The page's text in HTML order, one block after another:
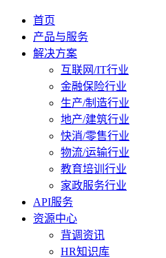
首页
产品与服务
解决方案
互联网/IT行业
金融保险行业
生产/制造行业
地产/建筑行业
快消/零售行业
物流/运输行业
教育培训行业
家政服务行业
API服务
资源中心
背调资讯
HR知识库